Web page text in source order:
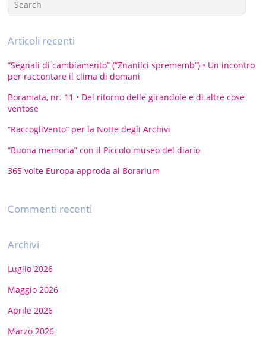
Articoli recenti
“Segnali di cambiamento” (“Znanilci sprememb”) • Un incontro
per raccontare il clima di domani
Boramata, nr. 11 • Del ritorno delle girandole e di altre cose
ventose
“RaccogliVento” per la Notte degli Archivi
“Buona memoria” con il Piccolo museo del diario
365 volte Europa approda al Borarium
Commenti recenti
Archivi
Luglio 2026
Maggio 2026
Aprile 2026
Marzo 2026